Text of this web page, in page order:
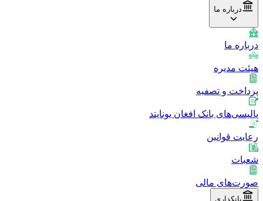
درباره ما
درباره ما
هیئت مدیره
پرداخت و تصفیه
پالیسی‌های بانک افغان یونایتد
رعایت قوانین
شعبات
صورت‌های مالی
بانکداری